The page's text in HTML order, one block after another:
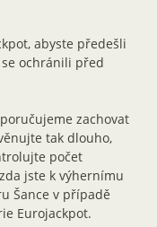
abyste předešli
ochránili před
zachovat
tak dlouho,
počet
jste k výhernímu
Šance v případě
Eurojackpot.